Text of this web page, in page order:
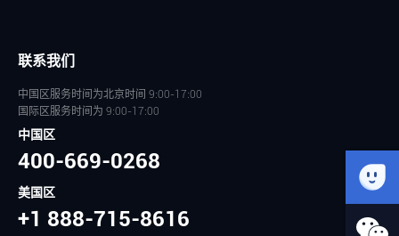
联系我们
中国区服务时间为北京时间 9:00-17:00
国际区服务时间为 9:00-17:00
中国区
400-669-0268
美国区
+1 888-715-8616